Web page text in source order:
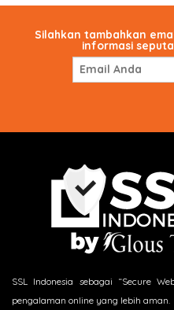
Silahkan tambahkan
informasi
SSL Indonesia sebagai “Secure
pengalaman online yang lebih aman.